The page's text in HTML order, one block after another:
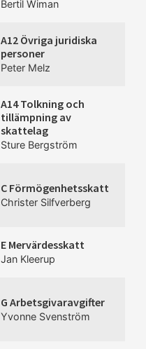
Bertil Wiman
A12 Övriga juridiska
personer
Peter Melz
A14 Tolkning och
tillämpning av
skattelag
Sture Bergström
C Förmögenhetsskatt
Christer Silfverberg
E Mervärdesskatt
Jan Kleerup
G Arbetsgivaravgifter
Yvonne Svenström